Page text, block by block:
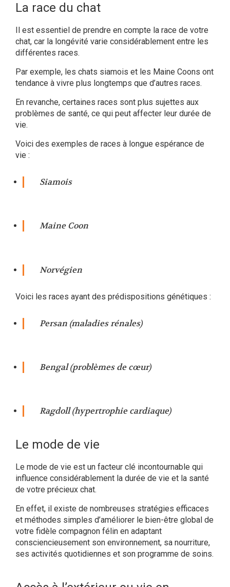
La race du chat
Il est essentiel de prendre en compte la race de votre
chat, car la longévité varie considérablement entre les
différentes races.
Par exemple, les chats siamois et les Maine Coons ont
tendance à vivre plus longtemps que d’autres races.
En revanche, certaines races sont plus sujettes aux
problèmes de santé, ce qui peut affecter leur durée de
vie.
Voici des exemples de races à longue espérance de
vie :
Siamois
Maine Coon
Norvégien
Voici les races ayant des prédispositions génétiques :
Persan (maladies rénales)
Bengal (problèmes de cœur)
Ragdoll (hypertrophie cardiaque)
Le mode de vie
Le mode de vie est un facteur clé incontournable qui
influence considérablement la durée de vie et la santé
de votre précieux chat.
En effet, il existe de nombreuses stratégies efficaces
et méthodes simples d’améliorer le bien-être global de
votre fidèle compagnon félin en adaptant
consciencieusement son environnement, sa nourriture,
ses activités quotidiennes et son programme de soins.